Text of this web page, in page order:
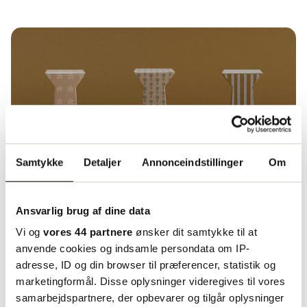
Samtykke Detaljer Annonceindstillinger Om
Ansvarlig brug af dine data
Vi og vores 44 partnere ønsker dit samtykke til at
anvende cookies og indsamle persondata om IP-
adresse, ID og din browser til præferencer, statistik og
marketingformål. Disse oplysninger videregives til vores
samarbejdspartnere, der opbevarer og tilgår oplysninger
Sikre brandidentitet gennem
konsistens